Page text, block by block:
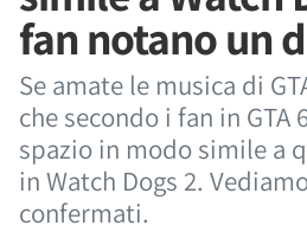
fan notano un
Se amate le musica di
che secondo i fan in GTA
spazio in modo simile a
in Watch Dogs 2.
confermati.